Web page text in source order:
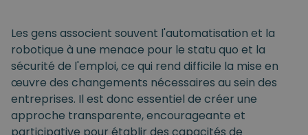
Les gens associent souvent l'automatisation et la
robotique à une menace pour le statu quo et la
sécurité de l'emploi, ce qui rend difficile la mise en
œuvre des changements nécessaires au sein des
entreprises. Il est donc essentiel de créer une
approche transparente, encourageante et